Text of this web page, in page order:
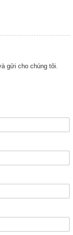
gửi cho chúng tôi.